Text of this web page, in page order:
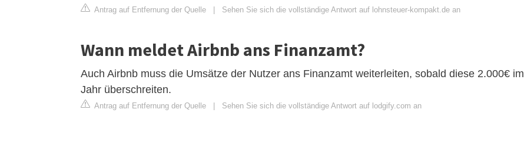
Antrag auf Entfernung der Quelle Sehen Sie sich die vollständige Antwort auf lohnsteuer-kompakt.de an
Wann meldet Airbnb ans Finanzamt?
Auch Airbnb muss die Umsätze der Nutzer ans Finanzamt weiterleiten, sobald diese 2.000€ im
Jahr überschreiten.
Antrag auf Entfernung der Quelle Sehen Sie sich die vollständige Antwort auf lodgify.com an